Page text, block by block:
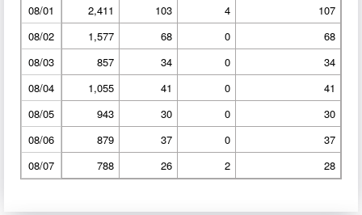
08/01
2,411 103 4
107
08/02
1,577 68 0
68
08/03
857 34 0
34
08/04
1,055 41 0
41
08/05
943 30 0
30
08/06
879 37 0
37
08/07
788 26 2 28